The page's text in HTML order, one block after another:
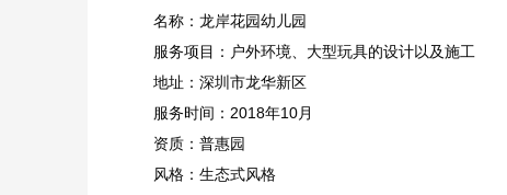
名称：龙岸花园幼儿园
服务项目：户外环境、大型玩具的设计以及施工
地址：深圳市龙华新区
服务时间：2018年10月
资质：普惠园
风格：生态式风格